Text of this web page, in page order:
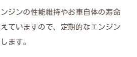
ジンの性能維持やお車自体の寿命
ていますので、定期的なエンジン
ます。